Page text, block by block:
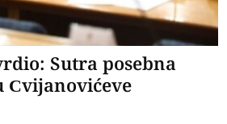
Sutra posebna
Cvijanovićeve